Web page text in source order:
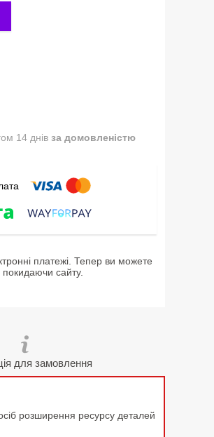
14 днів за домовленістю
платежі. Тепер ви можете
покидаючи сайту.
для замовлення
розширення ресурсу деталей